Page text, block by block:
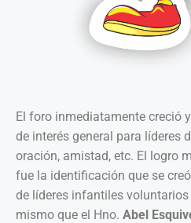
El foro inmediatamente creció
de interés general para líderes
oración, amistad, etc. El logro
fue la identificación que se
de líderes infantiles
mismo que el Hno. Abel